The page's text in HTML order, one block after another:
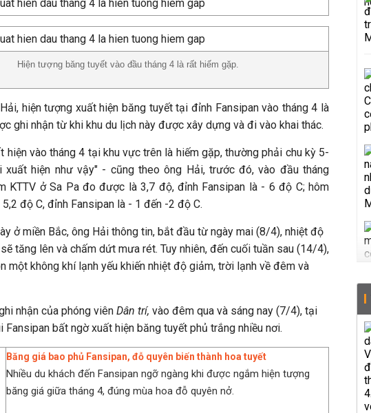
Hiện tượng băng tuyết vào đầu tháng 4 là rất hiếm gặp.
hiện tượng xuất hiện băng tuyết tại đỉnh Fansipan vào tháng 4 là
ghi nhận từ khi khu du lịch này được xây dựng và đi vào khai thác.
hiện vào tháng 4 tại khu vực trên là hiếm gặp, thường phải chu kỳ 5-
xuất hiện như vậy" - cũng theo ông Hải, trước đó, vào đầu tháng
KTTV ở Sa Pa đo được là 3,7 độ, đỉnh Fansipan là - 6 độ C; hôm
độ C, đỉnh Fansipan là - 1 đến -2 độ C.
ở miền Bắc, ông Hải thông tin, bắt đầu từ ngày mai (8/4), nhiệt độ
tăng lên và chấm dứt mưa rét. Tuy nhiên, đến cuối tuần sau (14/4),
một không khí lạnh yếu khiến nhiệt độ giảm, trời lạnh về đêm và
nhận của phóng viên Dân trí, vào đêm qua và sáng nay (7/4), tại
Fansipan bất ngờ xuất hiện băng tuyết phủ trắng nhiều nơi.
Băng giá bao phủ Fansipan, đỗ quyên biến thành hoa tuyết
Nhiều du khách đến Fansipan ngỡ ngàng khi được ngắm hiện tượng
băng giá giữa tháng 4, đúng mùa hoa đỗ quyên nở.